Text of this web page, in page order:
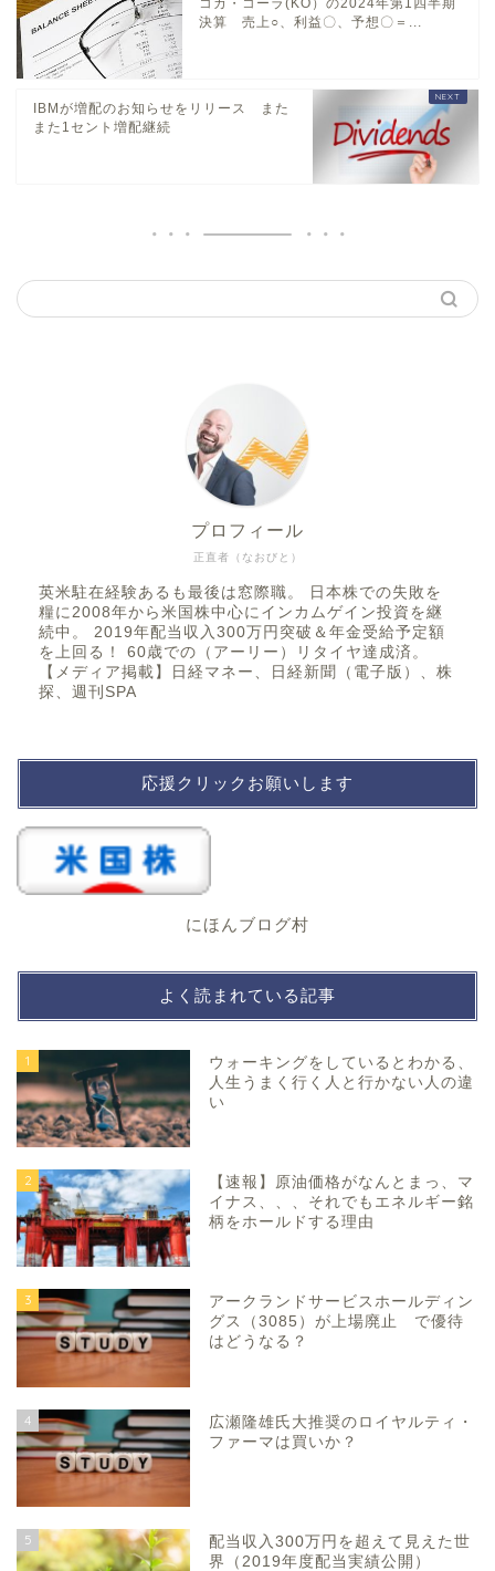
コカ・コーラ(KO）の2024年第1四半期
決算 売上○、利益〇、予想〇＝...
IBMが増配のお知らせをリリース また
また1セント増配継続
正直者（なおびと）
プロフィール
英米駐在経験あるも最後は窓際職。 日本株での失敗を
糧に2008年から米国株中心にインカムゲイン投資を継
続中。 2019年配当収入300万円突破＆年金受給予定額
を上回る！ 60歳での（アーリー）リタイヤ達成済。
【メディア掲載】日経マネー、日経新聞（電子版）、株
探、週刊SPA
応援クリックお願いします
にほんブログ村
よく読まれている記事
1
ウォーキングをしているとわかる、
人生うまく行く人と行かない人の違
い
2
【速報】原油価格がなんとまっ、マ
イナス、、、それでもエネルギー銘
柄をホールドする理由
3
アークランドサービスホールディン
グス（3085）が上場廃止 で優待
はどうなる？
4
広瀬隆雄氏大推奨のロイヤルティ・
ファーマは買いか？
5
配当収入300万円を超えて見えた世
界（2019年度配当実績公開）